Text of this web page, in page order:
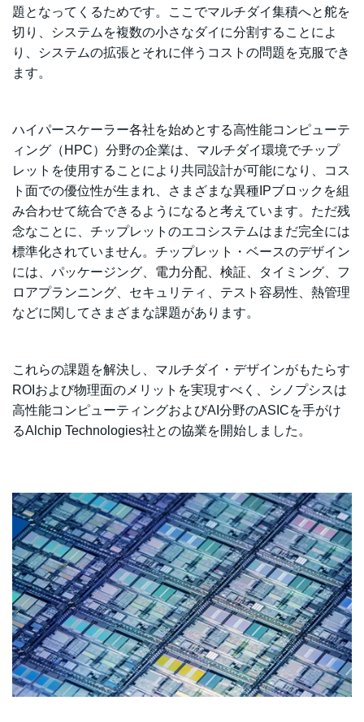
題となってくるためです。ここでマルチダイ集積へと舵を
切り、システムを複数の小さなダイに分割することによ
り、システムの拡張とそれに伴うコストの問題を克服でき
ます。
ハイパースケーラー各社を始めとする高性能コンピューテ
ィング（HPC）分野の企業は、マルチダイ環境でチップ
レットを使用することにより共同設計が可能になり、コス
ト面での優位性が生まれ、さまざまな異種IPブロックを組
み合わせて統合できるようになると考えています。ただ残
念なことに、チップレットのエコシステムはまだ完全には
標準化されていません。チップレット・ベースのデザイン
には、パッケージング、電力分配、検証、タイミング、フ
ロアプランニング、セキュリティ、テスト容易性、熱管理
などに関してさまざまな課題があります。
これらの課題を解決し、マルチダイ・デザインがもたらす
ROIおよび物理面のメリットを実現すべく、シノプシスは
高性能コンピューティングおよびAI分野のASICを手がけ
るAlchip Technologies社との協業を開始しました。